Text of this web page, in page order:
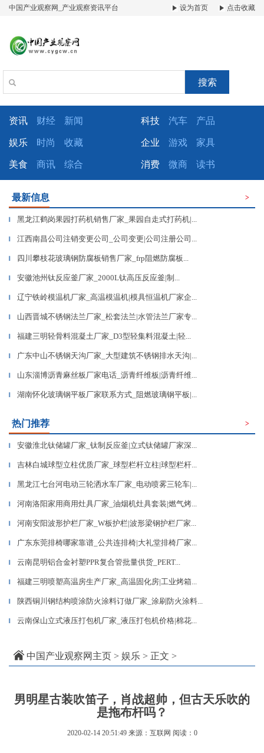
中国产业观察网_产业观察资讯平台 设为首页 点击收藏
搜索
资讯 财经 新闻 科技 汽车 产品
娱乐 时尚 收藏 企业 游戏 家具
美食 商讯 综合 消费 微商 读书
最新信息 >
▎ 黑龙江鹤岗果园打药机销售厂家_果园自走式打药机|...
▎ 江西南昌公司注销变更公司_公司变更|公司注册公司...
▎ 四川攀枝花玻璃钢防腐板销售厂家_frp阻燃防腐板...
▎ 安徽池州钛反应釜厂家_2000L钛高压反应釜|制...
▎ 辽宁铁岭模温机厂家_高温模温机|模具恒温机厂家企...
▎ 山西晋城不锈钢法兰厂家_松套法兰|水管法兰厂家专...
▎ 福建三明轻骨料混凝土厂家_D3型轻集料混凝土|轻...
▎ 广东中山不锈钢天沟厂家_大型建筑不锈钢排水天沟|...
▎ 山东淄博沥青麻丝板厂家电话_沥青纤维板|沥青纤维...
▎ 湖南怀化玻璃钢平板厂家联系方式_阻燃玻璃钢平板|...
热门推荐 >
▎ 安徽淮北钛储罐厂家_钛制反应釜|立式钛储罐厂家深...
▎ 吉林白城球型立柱优质厂家_球型栏杆立柱|球型栏杆...
▎ 黑龙江七台河电动三轮洒水车厂家_电动喷雾三轮车|...
▎ 河南洛阳家用商用灶具厂家_油烟机灶具套装|燃气烤...
▎ 河南安阳波形护栏厂家_W板护栏|波形梁钢护栏厂家...
▎ 广东东莞排椅哪家靠谱_公共连排椅|大礼堂排椅厂家...
▎ 云南昆明铝合金衬塑PPR复合管批量供货_PERT...
▎ 福建三明喷塑高温房生产厂家_高温固化房|工业烤箱...
▎ 陕西铜川钢结构喷涂防火涂料订做厂家_涂刷防火涂料...
▎ 云南保山立式液压打包机厂家_液压打包机价格|棉花...
中国产业观察网主页 > 娱乐 > 正文 >
男明星古装吹笛子，肖战超帅，但古天乐吹的
是拖布杆吗？
2020-02-14 20:51:49 来源：互联网 阅读：0